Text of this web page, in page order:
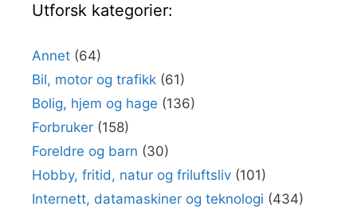
Utforsk kategorier:
Annet (64)
Bil, motor og trafikk (61)
Bolig, hjem og hage (136)
Forbruker (158)
Foreldre og barn (30)
Hobby, fritid, natur og friluftsliv (101)
Internett, datamaskiner og teknologi (434)